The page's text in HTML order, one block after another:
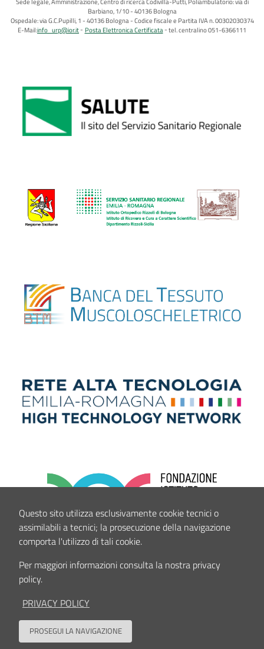
Barbiano, 1/10 - 40136 Bologna
Ospedale: via G.C.Pupilli, 1 - 40136 Bologna - Codice fiscale e Partita IVA n. 00302030374
E-Mail:info_urp@ior.it Posta Elettronica Certificata tel. centralino 051-6366111
Questo sito utilizza esclusivamente cookie tecnici o
assimilabili a tecnici; la prosecuzione della navigazione
comporta l'utilizzo di tali cookie.
Per maggiori informazioni consulta la nostra privacy
policy.
PRIVACY POLICY
PROSEGUI LA NAVIGAZIONE